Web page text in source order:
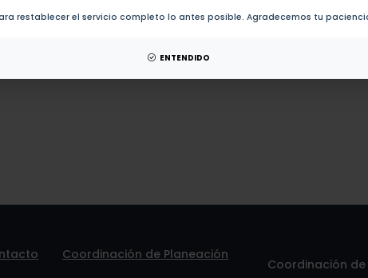
restablecer el servicio completo lo antes posible. Agradecemos tu
ENTENDIDO
de este autor.
Coordinación de Planeación
Coordinación de